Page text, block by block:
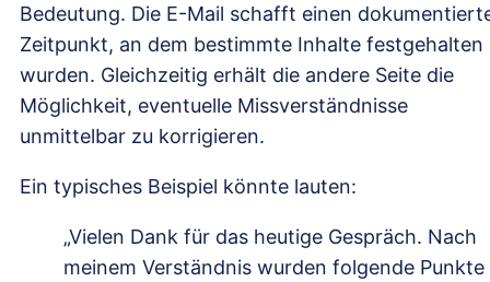
Bedeutung. Die E-Mail schafft einen
Zeitpunkt, an dem bestimmte Inhalte festgehalten
wurden. Gleichzeitig erhält die andere Seite die
Möglichkeit, eventuelle Missverständnisse
unmittelbar zu korrigieren.
Ein typisches Beispiel könnte lauten:
„Vielen Dank für das heutige Gespräch. Nach
meinem Verständnis wurden folgende Punkte